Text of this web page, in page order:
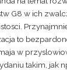
G8 w ich
to
w
takim, jak